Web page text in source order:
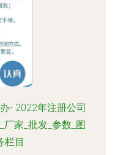
- 2022年注册公司
家_批发_参数_图
栏目